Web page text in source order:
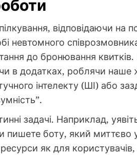
відповідаючи на
невтомного
до бронювання квитків.
в додатках, роблячи наше
інтелекту (ШІ) або
задачі. Наприклад,
пишете боту, який миттєво
як для користувачів,